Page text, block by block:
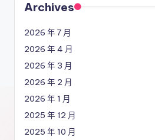
s
t
r
y
U
p
d
Archives
2026 年 7 月
2026 年 4 月
2026 年 3 月
2026 年 2 月
2026 年 1 月
2025 年 12 月
2025 年 10 月